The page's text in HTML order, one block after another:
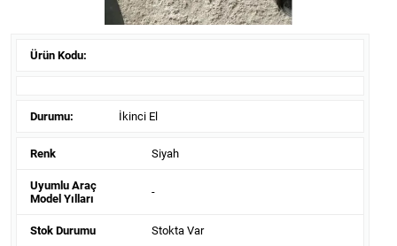
Ürün Kodu:
Durumu: İkinci El
Renk Siyah
Uyumlu Araç
Model Yılları
-
Stok Durumu Stokta Var